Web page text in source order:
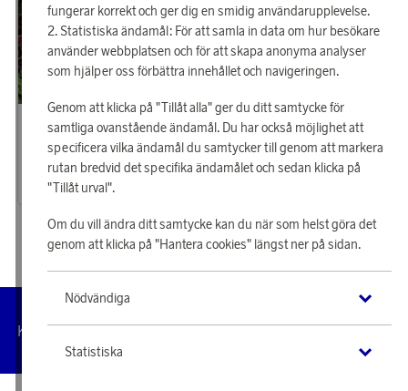
Tjäna 313 poäng
Solar LED Dekorstenslampa 3-pack
10 090 poäng
313 kr
EGLO
Tjäna 262 poäng
Solar LED Porrassa Vägglampa med sensor
8 440 poäng
fungerar korrekt och ger dig en smidig användarupplevelse.
Statistiska ändamål: För att samla in data om hur besökare
använder webbplatsen och för att skapa anonyma analyser
som hjälper oss förbättra innehållet och navigeringen.
Genom att klicka på "Tillåt alla" ger du ditt samtycke för
samtliga ovanstående ändamål. Du har också möjlighet att
specificera vilka ändamål du samtycker till genom att markera
rutan bredvid det specifika ändamålet och sedan klicka på
"Tillåt urval".
Om du vill ändra ditt samtycke kan du när som helst göra det
genom att klicka på "Hantera cookies" längst ner på sidan.
Nödvändiga
Statistiska
Kundservice Villkor Integritetspolicy
Hantera